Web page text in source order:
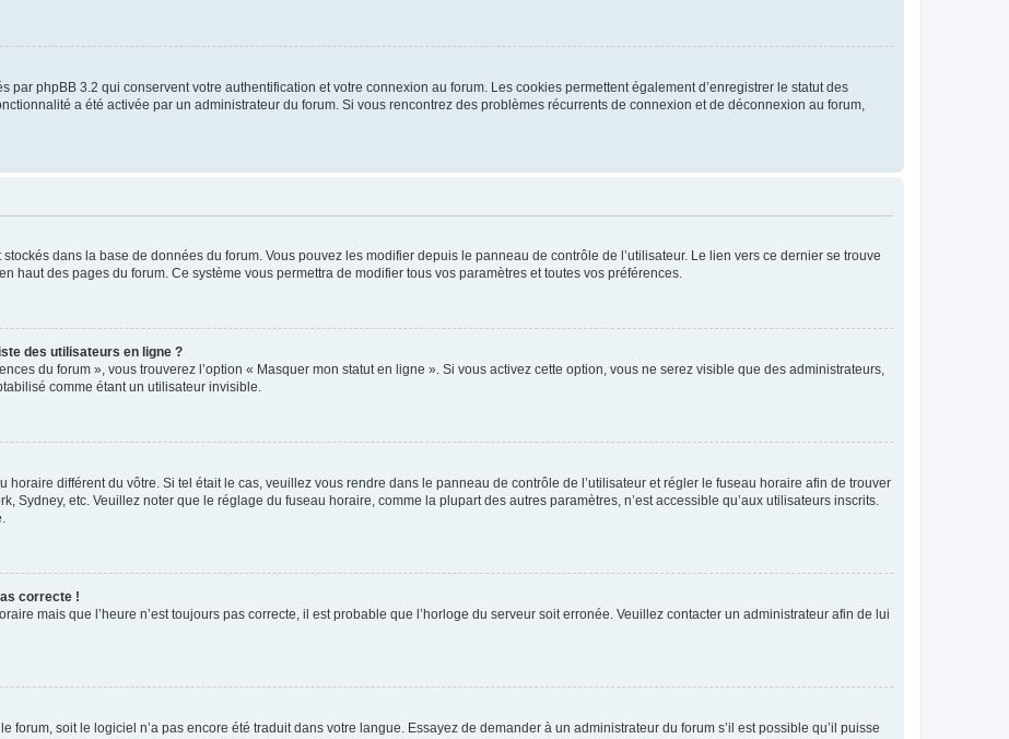
par phpBB 3.2 qui conservent votre authentification et votre connexion au forum. Les cookies permettent également d’enregistrer le statut des
a été activée par un administrateur du forum. Si vous rencontrez des problèmes récurrents de connexion et de déconnexion au forum,
dans la base de données du forum. Vous pouvez les modifier depuis le panneau de contrôle de l’utilisateur. Le lien vers ce dernier se trouve
haut des pages du forum. Ce système vous permettra de modifier tous vos paramètres et toutes vos préférences.
des utilisateurs en ligne ?
du forum », vous trouverez l’option « Masquer mon statut en ligne ». Si vous activez cette option, vous ne serez visible que des administrateurs,
comme étant un utilisateur invisible.
horaire différent du vôtre. Si tel était le cas, veuillez vous rendre dans le panneau de contrôle de l’utilisateur et régler le fuseau horaire afin de trouver
Sydney, etc. Veuillez noter que le réglage du fuseau horaire, comme la plupart des autres paramètres, n’est accessible qu’aux utilisateurs inscrits.
correcte !
mais que l’heure n’est toujours pas correcte, il est probable que l’horloge du serveur soit erronée. Veuillez contacter un administrateur afin de lui
forum, soit le logiciel n’a pas encore été traduit dans votre langue. Essayez de demander à un administrateur du forum s’il est possible qu’il puisse